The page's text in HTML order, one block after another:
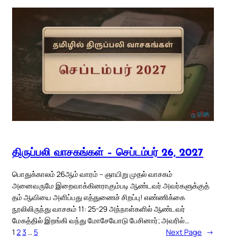
திருப்பலி வாசகங்கள் – செப்டம்பர் 26, 2027
பொதுக்காலம் 26ஆம் வாரம் – ஞாயிறு முதல் வாசகம்
அனைவருமே இறைவாக்கினராகும்படி ஆண்டவர் அவர்களுக்குத்
தம் ஆவியை அளிப்பது எத்துணைச் சிறப்பு! எண்ணிக்கை
நூலிலிருந்து வாசகம் 11: 25-29 அந்நாள்களில் ஆண்டவர்
மேகத்தில் இறங்கி வந்து மோசேயோடு பேசினார்; அவரில்…
1 23 … 5 Next Page →